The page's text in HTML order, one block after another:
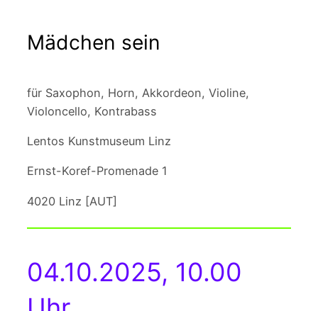
Mädchen sein
für Saxophon, Horn, Akkordeon, Violine,
Violoncello, Kontrabass
Lentos Kunstmuseum Linz
Ernst-Koref-Promenade 1
4020 Linz [AUT]
04.10.2025, 10.00